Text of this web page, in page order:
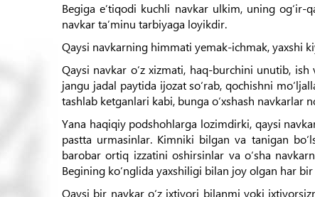
Begiga e’tiqodi kuchli navkar ulkim, uning og‘ir-
navkar ta’minu tarbiyaga loyikdir.
Qaysi navkarning himmati yemak-ichmak, yaxshi
Qaysi navkar o‘z xizmati, haq-burchini unutib,
jangu jadal paytida ijozat so‘rab, qochishni
tashlab ketganlari kabi, bunga o‘xshash
Yana haqiqiy podshohlarga lozimdirki, qaysi
pastta urmasinlar. Kimniki bilgan va tanigan
barobar ortiq izzatini oshirsinlar va o‘sha
Begining ko‘nglida yaxshiligi bilan joy olgan har
Qaysi bir navkar o‘z ixtiyori bilanmi yoki